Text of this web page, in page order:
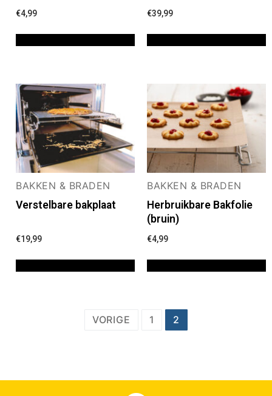
€4,99 €39,99
BAKKEN & BRADEN
Verstelbare bakplaat
€19,99
BAKKEN & BRADEN
Herbruikbare Bakfolie
(bruin)
€4,99
VORIGE 1 2